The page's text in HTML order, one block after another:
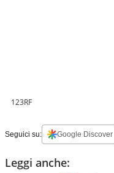
123RF
Seguici su: Google Discover
Leggi anche: